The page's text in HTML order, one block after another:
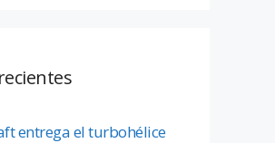
entrega el turbohélice